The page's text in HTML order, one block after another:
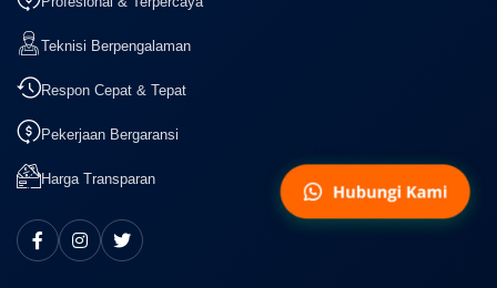
Teknisi Berpengalaman
Respon Cepat & Tepat
Pekerjaan Bergaransi
Harga Transparan